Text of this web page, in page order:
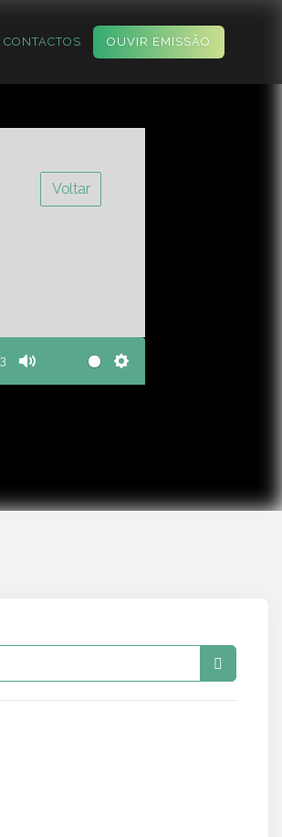
CONTACTOS OUVIR EMISSÃO
Voltar
Mute Settings